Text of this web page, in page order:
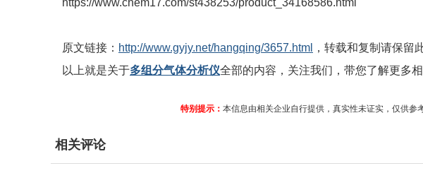
https://www.chem17.com/st438253/product_34168586.html
原文链接： http://www.gyjy.net/hangqing/3657.html
，转载和复制请保留
以上就是关于多组分气体分析仪全部的内容，关注我们，带您了解更多相
特别提示： 本信息由相关企业自行提供，真实性未证实，仅供参
相关评论